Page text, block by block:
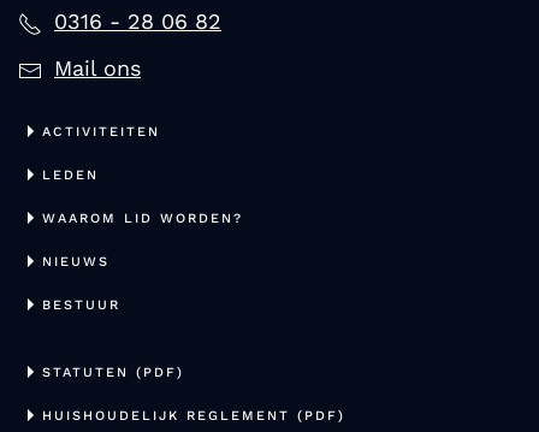
0316 - 28 06 82
Mail ons
ACTIVITEITEN
LEDEN
WAAROM LID WORDEN?
NIEUWS
BESTUUR
STATUTEN (PDF)
HUISHOUDELIJK REGLEMENT (PDF)